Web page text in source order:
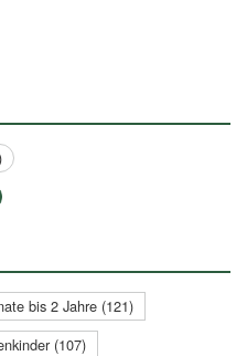
bis 2 Jahre (121)
(107)